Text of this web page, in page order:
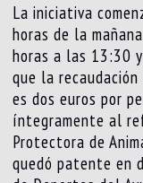
La iniciativa
horas de la
horas a las 13:30
que la
es dos euros por
íntegramente al
Protectora de
quedó patente en